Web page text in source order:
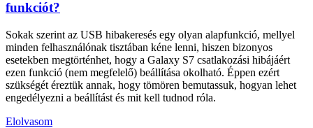
funkciót?
Sokak szerint az USB hibakeresés egy olyan alapfunkció, mellyel
minden felhasználónak tisztában kéne lenni, hiszen bizonyos
esetekben megtörténhet, hogy a Galaxy S7 csatlakozási hibájáért
ezen funkció (nem megfelelő) beállítása okolható. Éppen ezért
szükségét éreztük annak, hogy tömören bemutassuk, hogyan lehet
engedélyezni a beállítást és mit kell tudnod róla.
Elolvasom